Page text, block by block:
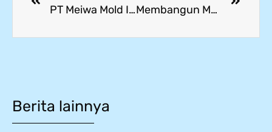
PT Meiwa Mold Indonesia Serahkan Hibah Sarana Praktik Mesin Drilling dan Milling Membangun Masa Depan Vokasi: Implementasi Program 8+i Bersama Kyushu Asia Institute of Leadership
Berita lainnya